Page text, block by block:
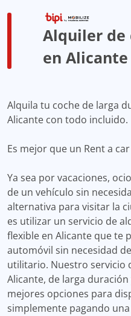
Alquiler de
en Alicante
Alquila tu coche de larga
Alicante con todo incluido.
Es mejor que un Rent a
Ya sea por vacaciones,
de un vehículo sin
alternativa para visitar la
es utilizar un servicio de
flexible en Alicante que te
automóvil sin necesidad
utilitario. Nuestro servicio
Alicante, de larga
mejores opciones para
simplemente pagando